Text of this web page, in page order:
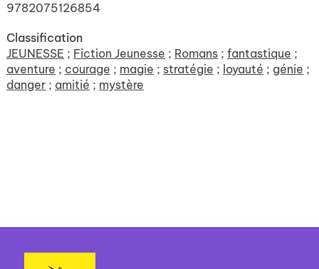
9782075126854
Classification
JEUNESSE ; Fiction Jeunesse ; Romans ; fantastique ;
aventure ; courage ; magie ; stratégie ; loyauté ; génie ;
danger ; amitié ; mystère